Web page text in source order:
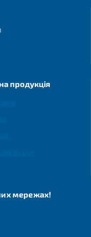
продукція
мережах!